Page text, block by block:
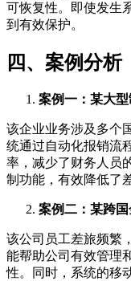
可恢复性。即使发生
到有效保护。
四、案例分析
案例一：某大
该企业业务涉及多个
统通过自动化报销流
率，减少了财务人员
制功能，有效降低了
案例二：某跨国
该公司员工差旅频繁
能帮助公司有效管理
性。同时，系统的移